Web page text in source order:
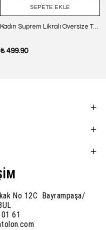
SEPETE EKLE
Kadın Suprem Likralı Oversize T-Shirt - BORDO
₺ 499.90
No 12C Bayrampaşa/
61